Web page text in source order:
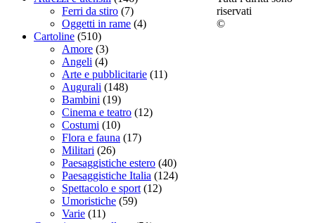
Ferri da stiro (7)
Oggetti in rame (4)
Cartoline (510)
Amore (3)
Angeli (4)
Arte e pubblicitarie (11)
Augurali (148)
Bambini (19)
Cinema e teatro (12)
Costumi (10)
Flora e fauna (17)
Militari (26)
Paesaggistiche estero (40)
Paesaggistiche Italia (124)
Spettacolo e sport (12)
Umoristiche (59)
Varie (11)
riservati
©